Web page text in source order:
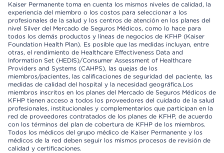
Kaiser Permanente toma en cuenta los mismos niveles de calidad, la
experiencia del miembro o los costos para seleccionar a los
profesionales de la salud y los centros de atención en los planes del
nivel Silver del Mercado de Seguros Médicos, como lo hace para
todos los demás productos y líneas de negocios de KFHP (Kaiser
Foundation Health Plan). Es posible que las medidas incluyan, entre
otras, el rendimiento de Healthcare Effectiveness Data and
Information Set (HEDIS)/Consumer Assessment of Healthcare
Providers and Systems (CAHPS), las quejas de los
miembros/pacientes, las calificaciones de seguridad del paciente, las
medidas de calidad del hospital y la necesidad geográfica.Los
miembros inscritos en los planes del Mercado de Seguros Médicos de
KFHP tienen acceso a todos los proveedores del cuidado de la salud
profesionales, institucionales y complementarios que participan en la
red de proveedores contratados de los planes de KFHP, de acuerdo
con los términos del plan de cobertura de KFHP de los miembros.
Todos los médicos del grupo médico de Kaiser Permanente y los
médicos de la red deben seguir los mismos procesos de revisión de
calidad y certificaciones.